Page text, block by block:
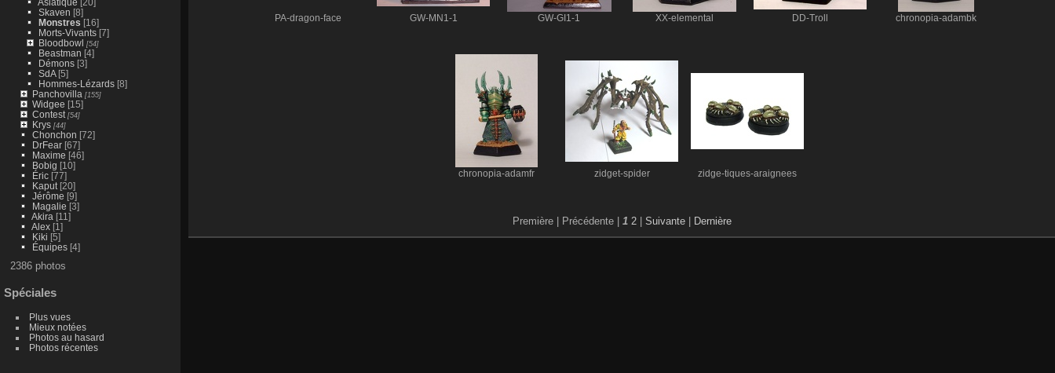
Asiatique [20]
Skaven [8]
Monstres [16]
Morts-Vivants[7]
Bloodbowl [54]
Beastman [4]
Démons[3]
SdA[5]
Hommes-Lézards[8]
Panchovilla[155]
Widgee [15]
Contest[54]
Krys[44]
Chonchon [72]
DrFear[67]
Maxime [46]
Bobig [10]
Éric[77]
Kaput[20]
Jérôme [9]
Magalie [3]
Akira [11]
Alex[1]
Kiki [5]
Équipes[4]
2386 photos
Spéciales
Plus vues
Mieux notées
Photos au hasard
Photos récentes
PA-dragon-face GW-MN1-1 GW-GI1-1 XX-elemental DD-Troll chronopia-adambk
chronopia-adamfr zidget-spider zidge-tiques-araignees
Première | Précédente | 1 2 Suivante Dernière